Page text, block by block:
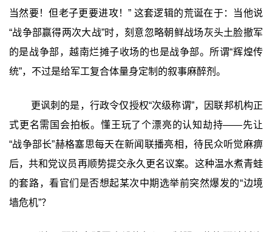
当然要！但老子更要进攻！” 这套逻辑的荒诞在于：当他说
“战争部赢得两次大战”时，刻意忽略朝鲜战场灰头土脸撤军
的是战争部，越南烂摊子收场的也是战争部。所谓“辉煌传
统”，不过是给军工复合体量身定制的叙事麻醉剂。
更讽刺的是，行政令仅授权“次级称谓”，因联邦机构正
式更名需国会拍板。懂王玩了个漂亮的认知劫持——先让
“战争部长”赫格塞思每天在新闻联播亮相，待民众听觉麻痹
后，共和党议员再顺势提交永久更名议案。这种温水煮青蛙
的套路，看官们是否想起某次中期选举前突然爆发的“边境
墙危机”？